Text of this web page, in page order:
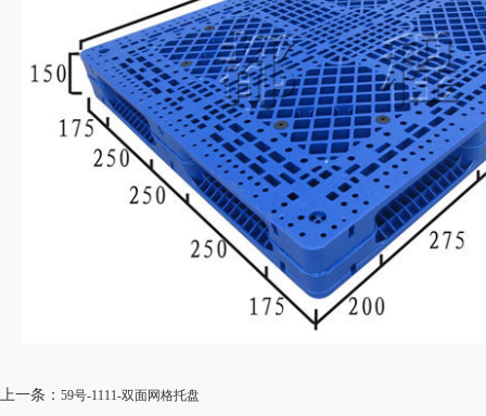
上一条： 59号-1111-双面网格托盘